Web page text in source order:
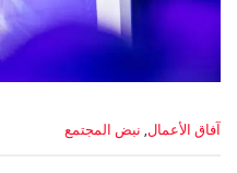
Cآفاق الأعمال, نبض المجتمع